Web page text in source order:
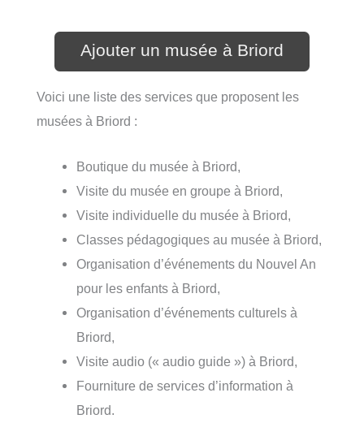
Ajouter un musée à Briord
Voici une liste des services que proposent les
musées à Briord :
Boutique du musée à Briord,
Visite du musée en groupe à Briord,
Visite individuelle du musée à Briord,
Classes pédagogiques au musée à Briord,
Organisation d’événements du Nouvel An
pour les enfants à Briord,
Organisation d’événements culturels à
Briord,
Visite audio (« audio guide ») à Briord,
Fourniture de services d’information à
Briord.